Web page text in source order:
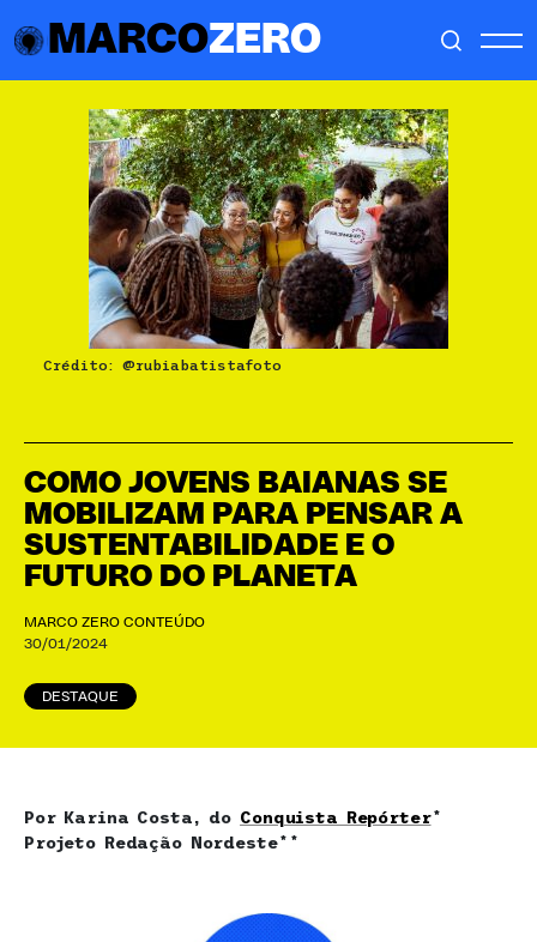
MARCOZERO
COMO JOVENS BAIANAS SE
MOBILIZAM PARA PENSAR A
SUSTENTABILIDADE E O
FUTURO DO PLANETA
MARCO ZERO CONTEÚDO
30/01/2024
DESTAQUE
Crédito: @rubiabatistafoto
Por Karina Costa, do Conquista Repórter*
Projeto Redação Nordeste**